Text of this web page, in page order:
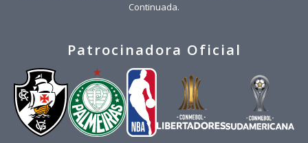
Continuada.
Patrocinadora Oficial